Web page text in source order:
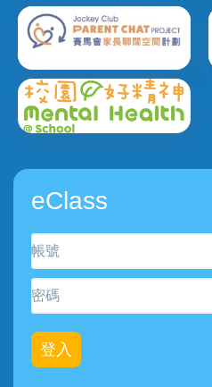
eClass